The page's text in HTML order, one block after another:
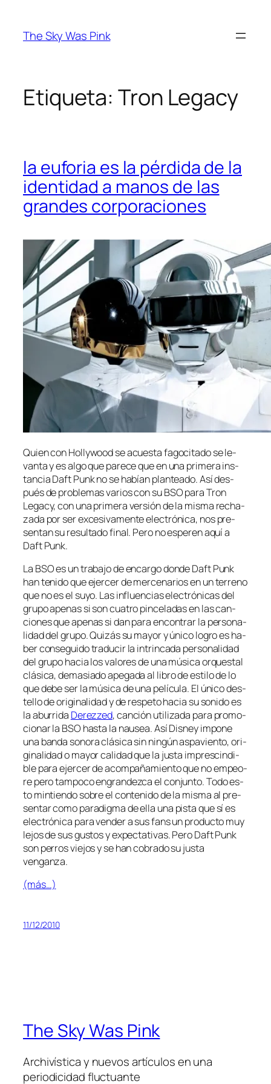
contenido
The Sky Was Pink
Etiqueta: Tron Legacy
la euforia es la pérdida de la
identidad a manos de las
grandes corporaciones
Quien con Hollywood se acues­ta fa­go­ci­ta­do se le­
van­ta y es al­go que pa­re­ce que en una pri­me­ra ins­
tan­cia Daft Punk no se ha­bían plan­tea­do. Así des­
pués de pro­ble­mas va­rios con su BSO pa­ra Tron
Legacy, con una pri­me­ra ver­sión de la mis­ma re­cha­
za­da por ser ex­ce­si­va­men­te elec­tró­ni­ca, nos pre­
sen­tan su re­sul­ta­do fi­nal. Pero no es­pe­ren aquí a
Daft Punk.
La BSO es un tra­ba­jo de en­car­go don­de Daft Punk
han te­ni­do que ejer­cer de mer­ce­na­rios en un te­rreno
que no es el su­yo. Las in­fluen­cias elec­tró­ni­cas del
gru­po ape­nas si son cua­tro pin­ce­la­das en las can­
cio­nes que ape­nas si dan pa­ra en­con­trar la per­so­na­
li­dad del gru­po. Quizás su ma­yor y úni­co lo­gro es ha­
ber con­se­gui­do tra­du­cir la in­trin­ca­da per­so­na­li­dad
del gru­po ha­cia los va­lo­res de una mú­si­ca or­ques­tal
clá­si­ca, de­ma­sia­do ape­ga­da al li­bro de es­ti­lo de lo
que de­be ser la mú­si­ca de una pe­lí­cu­la. El úni­co des­
te­llo de ori­gi­na­li­dad y de res­pe­to ha­cia su so­ni­do es
la abu­rri­da Derezzed, can­ción uti­li­za­da pa­ra pro­mo­
cio­nar la BSO has­ta la nau­sea. Así Disney im­po­ne
una ban­da so­no­ra clá­si­ca sin nin­gún as­pa­vien­to, ori­
gi­na­li­dad o ma­yor ca­li­dad que la jus­ta im­pres­cin­di­
ble pa­ra ejer­cer de acom­pa­ña­mien­to que no em­peo­
re pe­ro tam­po­co en­gran­dez­ca el con­jun­to. Todo es­
to min­tien­do so­bre el con­te­ni­do de la mis­ma al pre­
sen­tar co­mo pa­ra­dig­ma de ella una pis­ta que sí es
elec­tró­ni­ca pa­ra ven­der a sus fans un pro­duc­to muy
le­jos de sus gus­tos y ex­pec­ta­ti­vas. Pero Daft Punk
son pe­rros vie­jos y se han co­bra­do su jus­ta
venganza.
(más…)
11/12/2010
The Sky Was Pink
Archivística y nuevos artículos en una
periodicidad fluctuante